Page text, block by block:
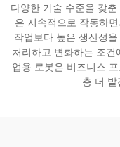
연락
다양한 기술 수준을 갖
은 지속적으로 작동하
작업보다 높은 생산성
처리하고 변화하는 조
업용 로봇은 비즈니스
층 더